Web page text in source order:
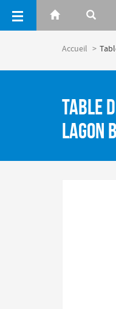
Accueil
Table
Lagon